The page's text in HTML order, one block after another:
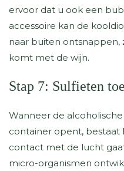
ervoor dat u ook een
accessoire kan de
naar buiten
komt met de wijn.
Stap 7: Sulfieten
Wanneer de
container opent, bestaat
contact met de lucht
micro-organismen